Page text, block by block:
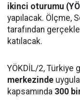
ikinci oturumu
yapılacak. Ölçme,
tarafından
katılacak.
YÖKDİL/2, Türkiye
merkezinde
kapsamında 300